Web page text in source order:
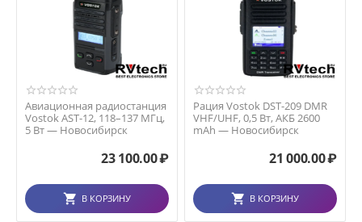
Авиационная радиостанция
Vostok AST-12, 118–137 МГц,
5 Вт — Новосибирск
23 100.00₽
В КОРЗИНУ
Рация Vostok DST-209 DMR
VHF/UHF, 0,5 Вт, АКБ 2600
mAh — Новосибирск
21 000.00₽
В КОРЗИНУ